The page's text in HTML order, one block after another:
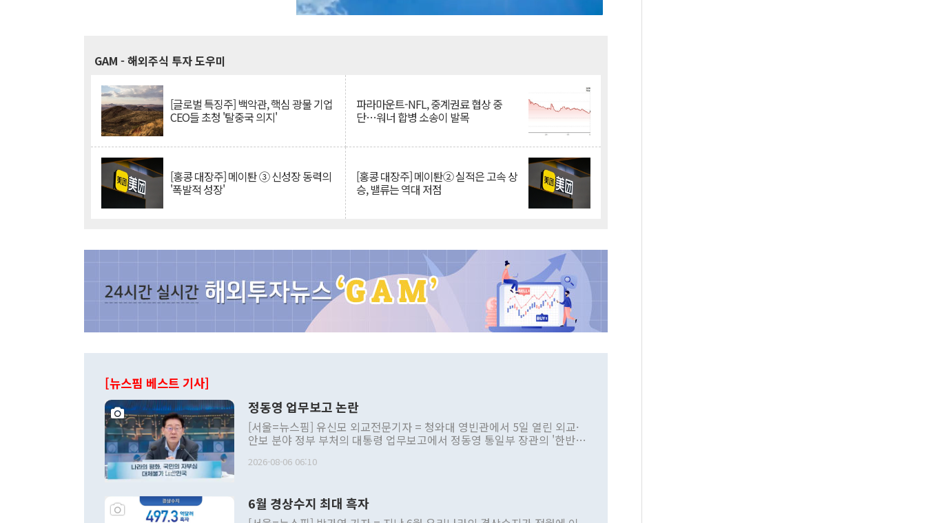
GAM - 해외주식 투자 도우미
[글로벌 특징주] 백악관, 핵심 광물 기업
CEO들 초청 '탈중국 의지'
파라마운트-NFL, 중계권료 협상 중
단…워너 합병 소송이 발목
[홍콩 대장주] 메이퇀 ③ 신성장 동력의
'폭발적 성장'
[홍콩 대장주] 메이퇀② 실적은 고속 상
승, 밸류는 역대 저점
[뉴스핌 베스트 기사]
정동영 업무보고 논란
[서울=뉴스핌] 유신모 외교전문기자 = 청와대 영빈관에서 5일 열린 외교·
안보 분야 정부 부처의 대통령 업무보고에서 정동영 통일부 장관의 '한반도
발언 중에는 정부 내 조율을 거치지 않은 사안을 정책으로 추진하겠다고 공
주의적 희망에 근거한 비현실적 구상'이라는 비판을 내놨다. 그동안 정 장
관의 대북 정책 관련 발언이 물의를 빚은 적은 여러 번 있지만 대통령과 유
2026-08-06 06:10
6월 경상수지 최대 흑자